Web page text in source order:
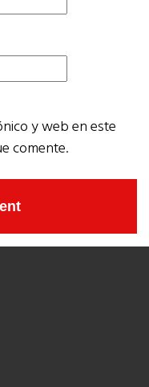
y web en este
comente.